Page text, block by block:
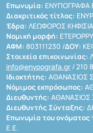
Επωνυμία: ΕΝΥΠΟΓΡΑΦΑ
Διακριτικός τίτλος:
Έδρα: ΛΕΩΦΟΡΟΣ
Νομική μορφή:
ΑΦΜ: 803111230 /ΔΟΥ:
Στοιχεία επικοινωνίας:
info@enypografa.gr / 210
Ιδιοκτήτης: ΑΘΑΝΑΣΙΟΣ
Νόμιμος εκπρόσωπος:
Διευθυντής:
Διευθυντής Σύνταξης:
Επωνυμία του
Ε.Ε.